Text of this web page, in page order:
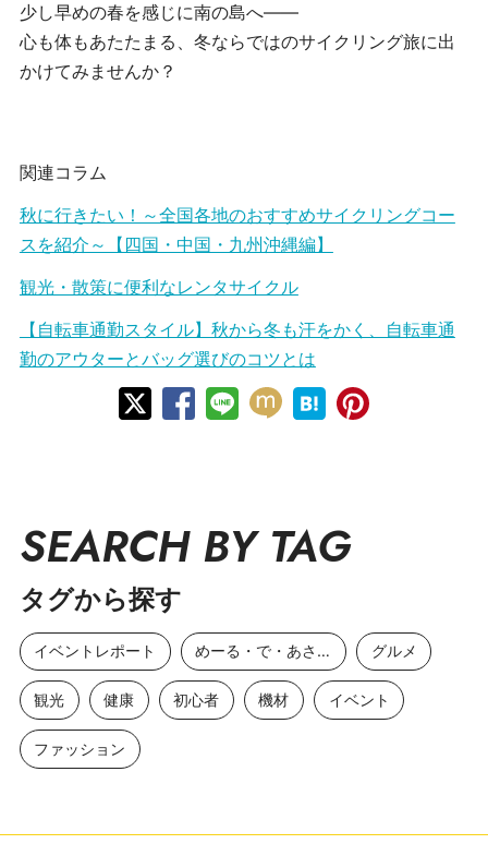
少し早めの春を感じに南の島へ――
心も体もあたたまる、冬ならではのサイクリング旅に出
かけてみませんか？
関連コラム
秋に行きたい！～全国各地のおすすめサイクリングコー
スを紹介～【四国・中国・九州沖縄編】
観光・散策に便利なレンタサイクル
【自転車通勤スタイル】秋から冬も汗をかく、自転車通
勤のアウターとバッグ選びのコツとは
SEARCH BY TAG
タグから探す
イベントレポート めーる・で・あさひ グルメ
観光 健康 初心者 機材 イベント
ファッション